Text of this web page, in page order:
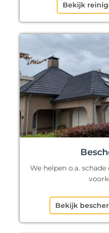
Bekijk
We helpen o.a.
Bekijk